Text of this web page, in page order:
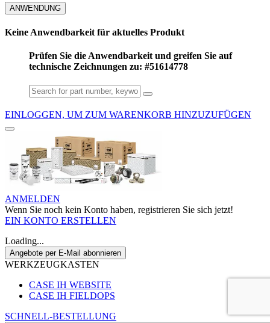
ANWENDUNG
Keine Anwendbarkeit für aktuelles Produkt
Prüfen Sie die Anwendbarkeit und greifen Sie auf
technische Zeichnungen zu: #51614778
EINLOGGEN, UM ZUM WARENKORB HINZUZUFÜGEN
ANMELDEN
Wenn Sie noch kein Konto haben, registrieren Sie sich jetzt!
EIN KONTO ERSTELLEN
Loading...
Angebote per E-Mail abonnieren
WERKZEUGKASTEN
CASE IH WEBSITE
CASE IH FIELDOPS
SCHNELL-BESTELLUNG